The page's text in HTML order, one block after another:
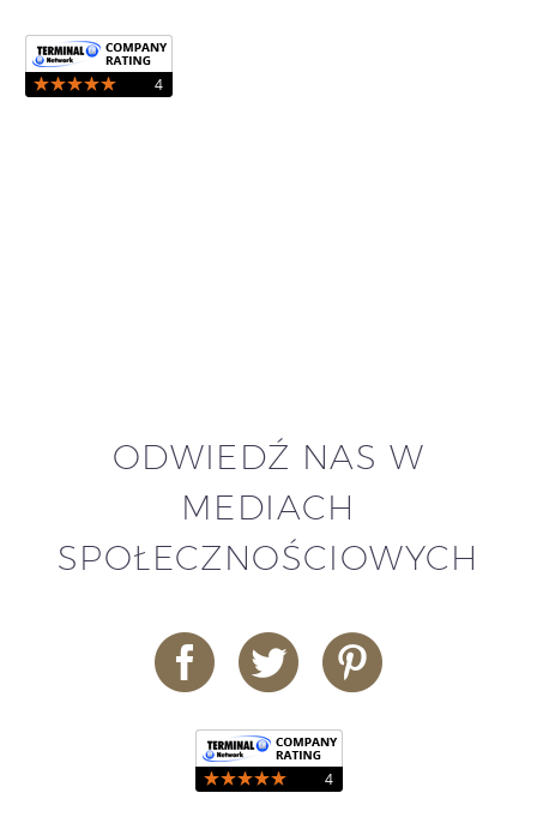
ODWIEDŹ NAS W
MEDIACH
SPOŁECZNOŚCIOWYCH